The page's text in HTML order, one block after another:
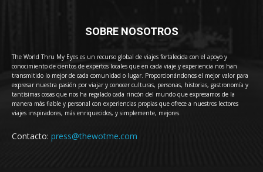
SOBRE NOSOTROS
The World Thru My Eyes es un recurso global de viajes fortalecida con el apoyo y
conocimiento de cientos de expertos locales que en cada viaje y experiencia nos han
transmitido lo mejor de cada comunidad o lugar. Proporcionándonos el mejor valor para
expresar nuestra pasión por viajar y conocer culturas, personas, historias, gastronomía y
tantísimas cosas que nos ha regalado cada rincón del mundo que expresamos de la
manera más fiable y personal con experiencias propias que ofrece a nuestros lectores
viajes inspiradores, más enriquecidos, y simplemente, mejores.
Contacto: press@thewotme.com